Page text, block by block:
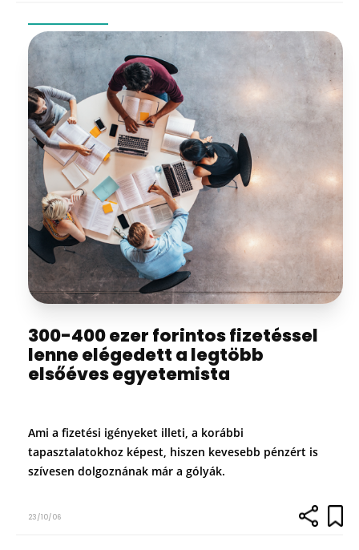
300-400 ezer forintos fizetéssel
lenne elégedett a legtöbb
elsőéves egyetemista
Ami a fizetési igényeket illeti, a korábbi
tapasztalatokhoz képest, hiszen kevesebb pénzért is
szívesen dolgoznának már a gólyák.
23/10/06